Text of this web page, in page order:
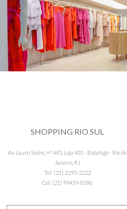
SHOPPING RIO SUL
Av. Lauro Sodré, nº 445, Loja 401 - Botafogo - Rio de
Janeiro, RJ
Tel: (21) 2295-2222
Cel: (21) 99459-8396